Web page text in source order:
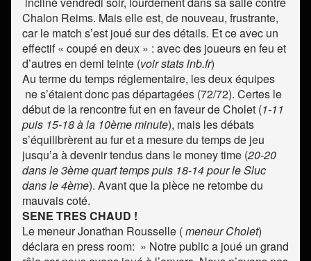
Chalon Reims. Mais elle est, de nouveau, frustrante,
car le match s’est joué sur des détails. Et ce avec un
effectif « coupé en deux » : avec des joueurs en feu et
d’autres en demi teinte (voir stats lnb.fr)
Au terme du temps réglementaire, les deux équipes
ne s’étaient donc pas départagées (72/72). Certes le
début de la rencontre fut en en faveur de Cholet (1-11
puis 15-18 à la 10ème minute), mais les débats
s’équilibrèrent au fur et a mesure du temps de jeu
jusqu’a à devenir tendus dans le money time (20-20
dans le 3ème quart temps puis 18-14 pour le Sluc
dans le 4ème). Avant que la pièce ne retombe du
mauvais coté.
SENE TRES CHAUD !
Le meneur Jonathan Rousselle (meneur Cholet)
déclara en press room: » Notre public a joué un grand